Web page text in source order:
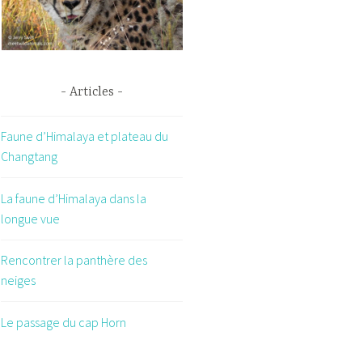
Articles
Faune d’Himalaya et plateau du
Changtang
La faune d’Himalaya dans la
longue vue
Rencontrer la panthère des
neiges
Le passage du cap Horn